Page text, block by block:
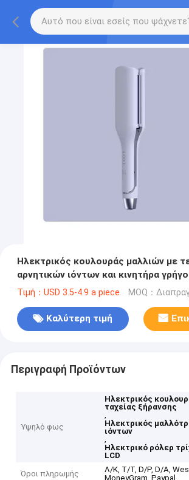
Ηλεκτρικός κουλουράς μαλλιών με
αρνητικών ιόντων και κινητήρα
Τιμή：USD 3.5-4.9 a piece MOQ：
Καλύτερη τιμή
Περιγραφή Προϊόντων
Υψηλό φως
Ηλεκτρικός
ταχείας ξήρανσης
,
Ηλεκτρικός
ιόντων
,
Ηλεκτρικό ρόλερ
LCD
Όροι πληρωμής
Λ/Κ, Τ/Τ, D/P, D/A,
MoneyGram, Paypal,